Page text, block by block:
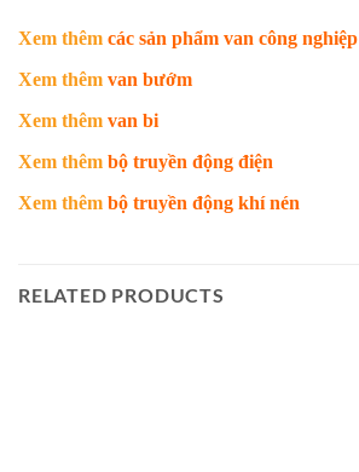
Xem thêm các sản phẩm van công nghiệp
Xem thêm van bướm
Xem thêm van bi
Xem thêm bộ truyền động điện
Xem thêm bộ truyền động khí nén
RELATED PRODUCTS